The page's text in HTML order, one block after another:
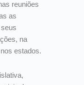
reuniões
as
na
estados.